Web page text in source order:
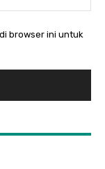
browser ini untuk